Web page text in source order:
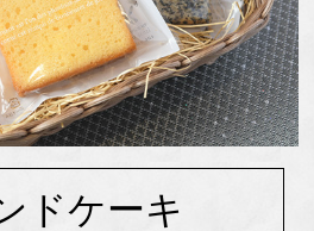
ドケーキ